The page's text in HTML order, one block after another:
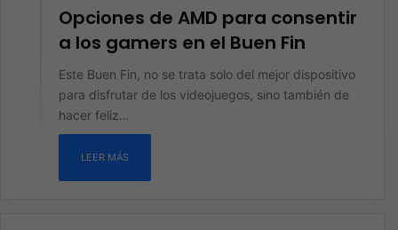
Opciones de AMD para consentir
a los gamers en el Buen Fin
Este Buen Fin, no se trata solo del mejor dispositivo
para disfrutar de los videojuegos, sino también de
hacer feliz…
LEER MÁS